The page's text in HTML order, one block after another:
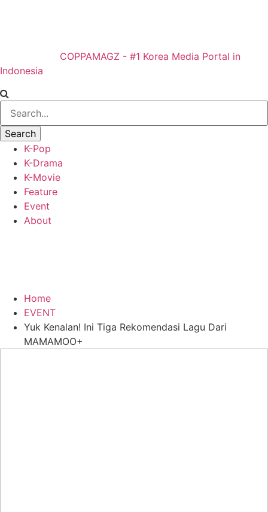
COPPAMAGZ - #1 Korea Media Portal in
Indonesia
K-Pop
K-Drama
K-Movie
Feature
Event
About
Home
EVENT
Yuk Kenalan! Ini Tiga Rekomendasi Lagu Dari
MAMAMOO+